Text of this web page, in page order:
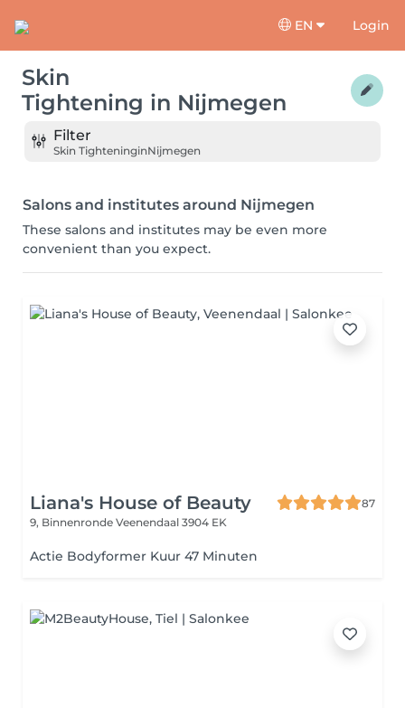
EN Login
Skin
Tightening in Nijmegen
Filter
Skin TighteninginNijmegen
Salons and institutes around Nijmegen
These salons and institutes may be even more
convenient than you expect.
Liana's House of Beauty
87
9, Binnenronde Veenendaal 3904 EK
Actie Bodyformer Kuur 47 Minuten